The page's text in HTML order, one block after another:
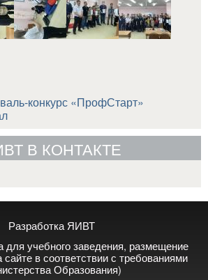
конкурс «ПрофСтарт»
В КОНТАКТЕ
Разработка ЯИВТ
для учебного заведения, размещение
сайте в соответствии с требованиями
Образования)